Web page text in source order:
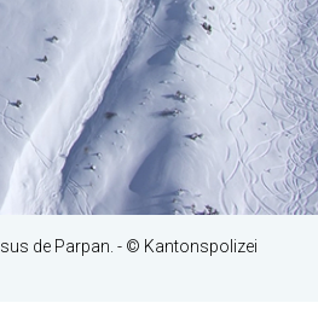
de Parpan. - © Kantonspolizei